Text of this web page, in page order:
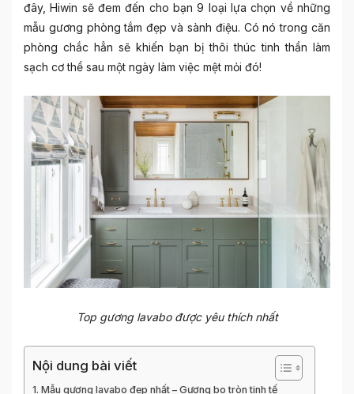
đây,Hiwin sẽ đem đến cho bạn 9 loại lựa chọn về những
mẫu gương phòng tắm đẹp và sành điệu. Có nó trong căn
phòng chắc hẳn sẽ khiến bạn bị thôi thúc tinh thần làm
sạch cơ thể sau một ngày làm việc mệt mỏi đó!
Top gương lavabo được yêu thích nhất
Nội dung bài viết
Mẫu gương lavabo đẹp nhất – Gương bo tròn tinh tế